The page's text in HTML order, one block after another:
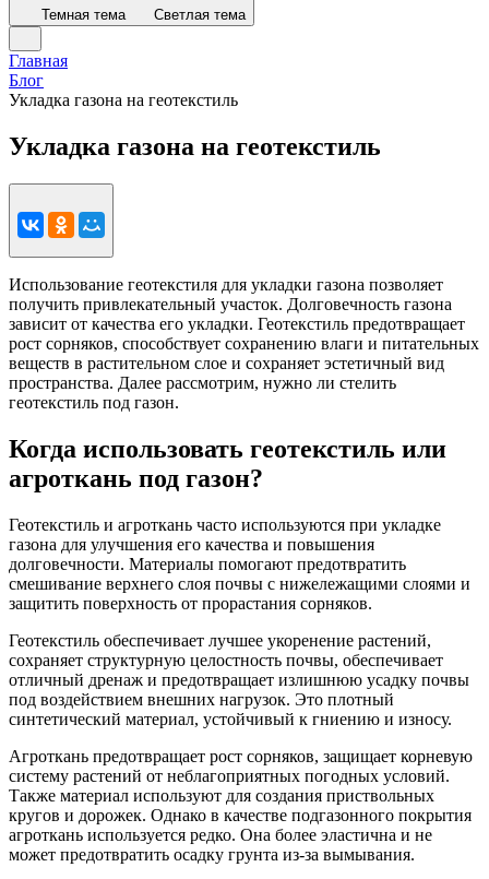
Темная тема Светлая тема
Главная
Блог
Укладка газона на геотекстиль
Укладка газона на геотекстиль
Использование геотекстиля для укладки газона позволяет
получить привлекательный участок. Долговечность газона
зависит от качества его укладки. Геотекстиль предотвращает
рост сорняков, способствует сохранению влаги и питательных
веществ в растительном слое и сохраняет эстетичный вид
пространства. Далее рассмотрим, нужно ли стелить
геотекстиль под газон.
Когда использовать геотекстиль или
агроткань под газон?
Геотекстиль и агроткань часто используются при укладке
газона для улучшения его качества и повышения
долговечности. Материалы помогают предотвратить
смешивание верхнего слоя почвы с нижележащими слоями и
защитить поверхность от прорастания сорняков.
Геотекстиль обеспечивает лучшее укоренение растений,
сохраняет структурную целостность почвы, обеспечивает
отличный дренаж и предотвращает излишнюю усадку почвы
под воздействием внешних нагрузок. Это плотный
синтетический материал, устойчивый к гниению и износу.
Агроткань предотвращает рост сорняков, защищает корневую
систему растений от неблагоприятных погодных условий.
Также материал используют для создания приствольных
кругов и дорожек. Однако в качестве подгазонного покрытия
агроткань используется редко. Она более эластична и не
может предотвратить осадку грунта из-за вымывания.